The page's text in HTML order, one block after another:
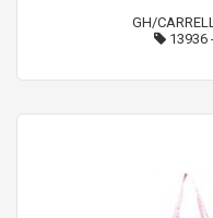
GH/
13936